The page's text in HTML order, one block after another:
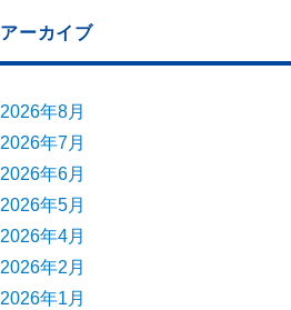
アーカイブ
2026年8月
2026年7月
2026年6月
2026年5月
2026年4月
2026年2月
2026年1月